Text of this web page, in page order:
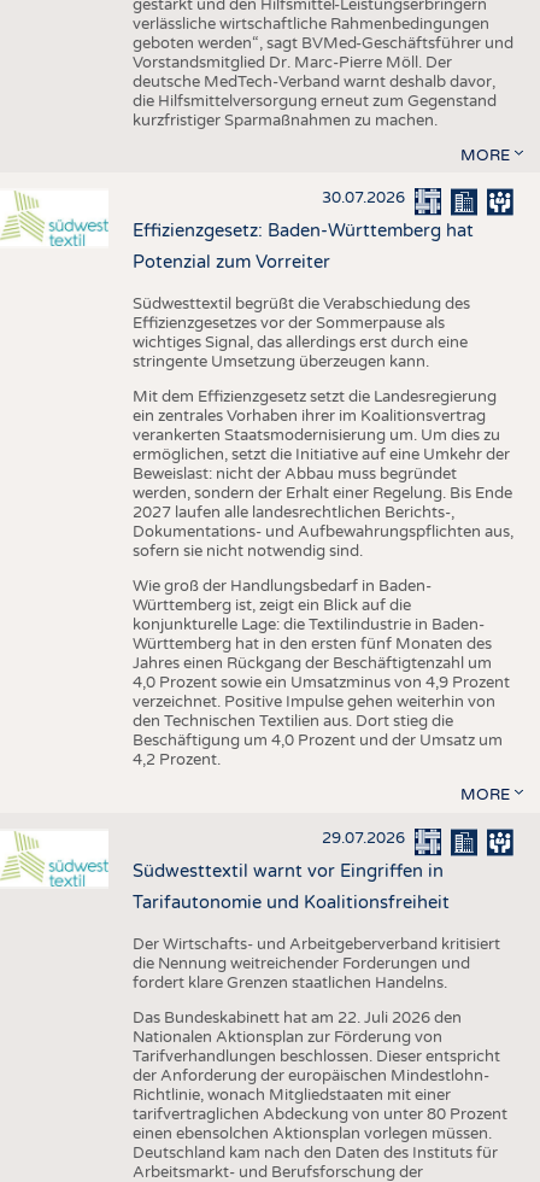
gestärkt und den Hilfsmittel-Leistungserbringern
verlässliche wirtschaftliche Rahmenbedingungen
geboten werden“, sagt BVMed-Geschäftsführer und
Vorstandsmitglied Dr. Marc-Pierre Möll. Der
deutsche MedTech-Verband warnt deshalb davor,
die Hilfsmittelversorgung erneut zum Gegenstand
kurzfristiger Sparmaßnahmen zu machen.
MORE
30.07.2026
Effizienzgesetz: Baden-Württemberg hat
Potenzial zum Vorreiter
Südwesttextil begrüßt die Verabschiedung des
Effizienzgesetzes vor der Sommerpause als
wichtiges Signal, das allerdings erst durch eine
stringente Umsetzung überzeugen kann.
Mit dem Effizienzgesetz setzt die Landesregierung
ein zentrales Vorhaben ihrer im Koalitionsvertrag
verankerten Staatsmodernisierung um. Um dies zu
ermöglichen, setzt die Initiative auf eine Umkehr der
Beweislast: nicht der Abbau muss begründet
werden, sondern der Erhalt einer Regelung. Bis Ende
2027 laufen alle landesrechtlichen Berichts-,
Dokumentations- und Aufbewahrungspflichten aus,
sofern sie nicht notwendig sind.
Wie groß der Handlungsbedarf in Baden-
Württemberg ist, zeigt ein Blick auf die
konjunkturelle Lage: die Textilindustrie in Baden-
Württemberg hat in den ersten fünf Monaten des
Jahres einen Rückgang der Beschäftigtenzahl um
4,0 Prozent sowie ein Umsatzminus von 4,9 Prozent
verzeichnet. Positive Impulse gehen weiterhin von
den Technischen Textilien aus. Dort stieg die
Beschäftigung um 4,0 Prozent und der Umsatz um
4,2 Prozent.
MORE
29.07.2026
Südwesttextil warnt vor Eingriffen in
Tarifautonomie und Koalitionsfreiheit
Der Wirtschafts- und Arbeitgeberverband kritisiert
die Nennung weitreichender Forderungen und
fordert klare Grenzen staatlichen Handelns.
Das Bundeskabinett hat am 22. Juli 2026 den
Nationalen Aktionsplan zur Förderung von
Tarifverhandlungen beschlossen. Dieser entspricht
der Anforderung der europäischen Mindestlohn-
Richtlinie, wonach Mitgliedstaaten mit einer
tarifvertraglichen Abdeckung von unter 80 Prozent
einen ebensolchen Aktionsplan vorlegen müssen.
Deutschland kam nach den Daten des Instituts für
Arbeitsmarkt- und Berufsforschung der